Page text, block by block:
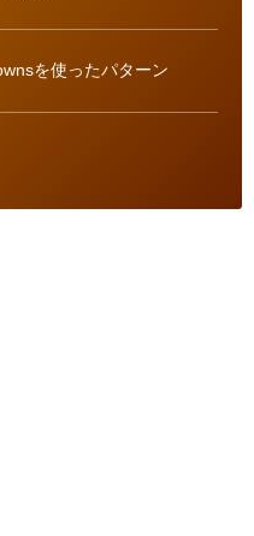
を使ったパターン